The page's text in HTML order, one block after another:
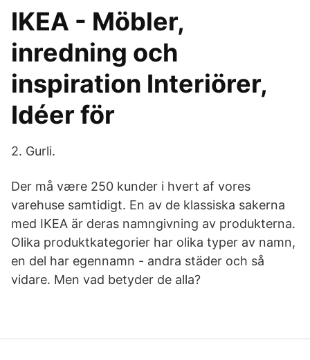
IKEA - Möbler,
inredning och
inspiration Interiörer,
Idéer för
2. Gurli.
Der må være 250 kunder i hvert af vores
varehuse samtidigt. En av de klassiska sakerna
med IKEA är deras namngivning av produkterna.
Olika produktkategorier har olika typer av namn,
en del har egennamn - andra städer och så
vidare. Men vad betyder de alla?